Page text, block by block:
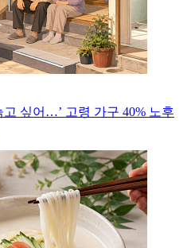
고 싶어…’ 고령 가구 40% 노후